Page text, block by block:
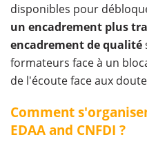
disponibles pour
un encadrement plus
encadrement de qualité
formateurs face à un
de l'écoute face aux
Comment
EDAA and CNFDI ?